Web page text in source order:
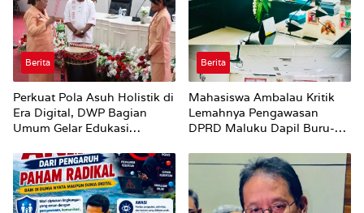
Berita
Perkuat Pola Asuh Holistik di
Era Digital, DWP Bagian
Umum Gelar Edukasi
Berita
Mahasiswa Ambalau Kritik
Lemahnya Pengawasan
DPRD Maluku Dapil Buru-
Perubahan Status Jalan